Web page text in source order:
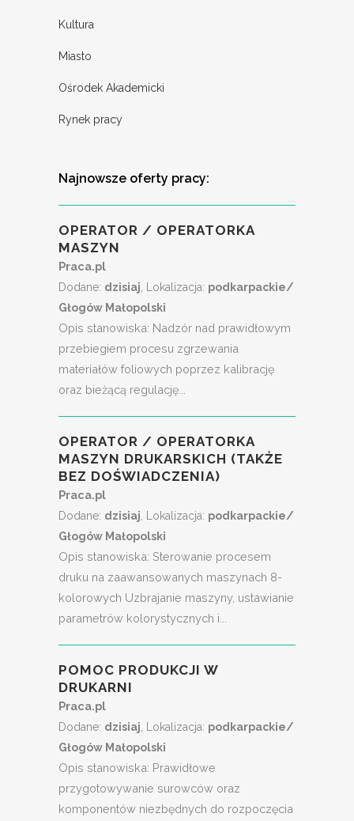
Kultura
Miasto
Ośrodek Akademicki
Rynek pracy
Najnowsze oferty pracy:
OPERATOR / OPERATORKA
MASZYN
Praca.pl
Dodane: dzisiaj , Lokalizacja: podkarpackie/
Głogów Małopolski
Opis stanowiska: Nadzór nad prawidłowym
przebiegiem procesu zgrzewania
materiałów foliowych poprzez kalibrację
oraz bieżącą regulację...
OPERATOR / OPERATORKA
MASZYN DRUKARSKICH (TAKŻE
BEZ DOŚWIADCZENIA)
Praca.pl
Dodane: dzisiaj , Lokalizacja: podkarpackie/
Głogów Małopolski
Opis stanowiska: Sterowanie procesem
druku na zaawansowanych maszynach 8-
kolorowych Uzbrajanie maszyny, ustawianie
parametrów kolorystycznych i...
POMOC PRODUKCJI W
DRUKARNI
Praca.pl
Dodane: dzisiaj , Lokalizacja: podkarpackie/
Głogów Małopolski
Opis stanowiska: Prawidłowe
przygotowywanie surowców oraz
komponentów niezbędnych do rozpoczęcia